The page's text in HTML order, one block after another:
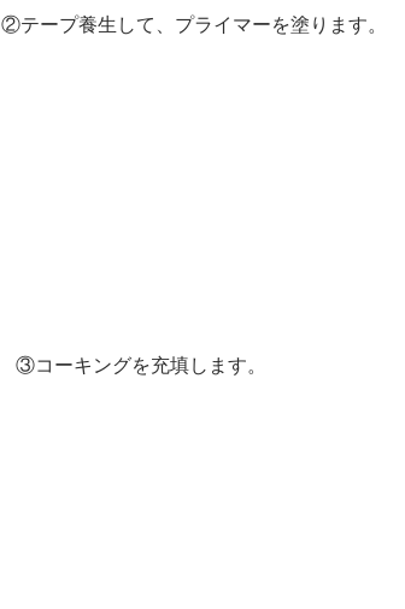
②テープ養生して、プライマーを塗ります。
③コーキングを充填します。